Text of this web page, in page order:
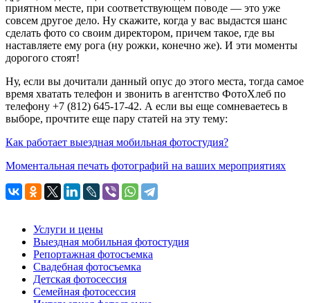
приятном месте, при соответствующем поводе — это уже
совсем другое дело. Ну скажите, когда у вас выдастся шанс
сделать фото со своим директором, причем такое, где вы
наставляете ему рога (ну рожки, конечно же). И эти моменты
дорогого стоят!
Ну, если вы дочитали данный опус до этого места, тогда самое
время хватать телефон и звонить в агентство ФотоХлеб по
телефону +7 (812) 645-17-42. А если вы еще сомневаетесь в
выборе, прочтите еще пару статей на эту тему:
Как работает выездная мобильная фотостудия?
Моментальная печать фотографий на ваших мероприятиях
Услуги и цены
Выездная мобильная фотостудия
Репортажная фотосъемка
Свадебная фотосъемка
Детская фотосессия
Семейная фотосессия